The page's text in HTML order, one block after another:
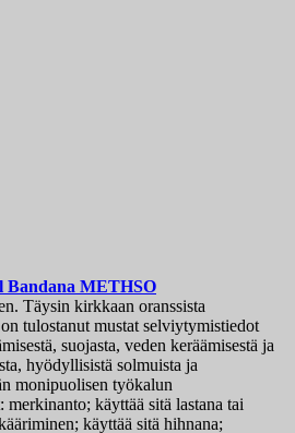
Bandana METHSO
Täysin kirkkaan oranssista
tulostanut mustat selviytymistiedot
suojasta, veden keräämisestä ja
hyödyllisistä solmuista ja
monipuolisen työkalun
käyttää sitä lastana tai
käyttää sitä hihnana;